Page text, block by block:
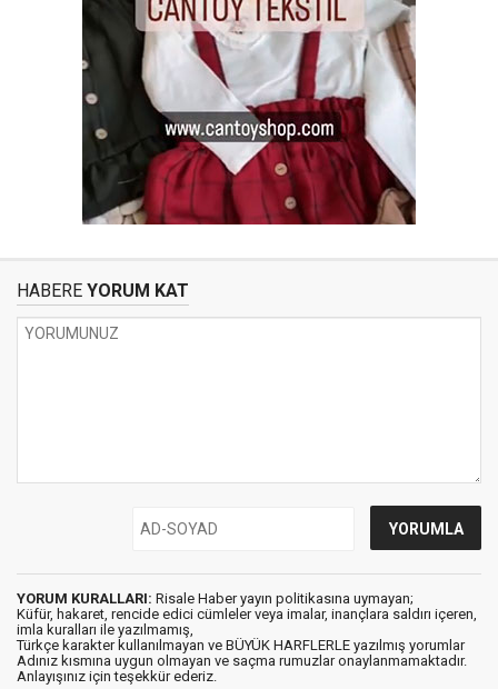
HABERE YORUM KAT
YORUM KURALLARI: Risale Haber yayın politikasına uymayan;
Küfür, hakaret, rencide edici cümleler veya imalar, inançlara saldırı içeren,
imla kuralları ile yazılmamış,
Türkçe karakter kullanılmayan ve BÜYÜK HARFLERLE yazılmış yorumlar
Adınız kısmına uygun olmayan ve saçma rumuzlar onaylanmamaktadır.
Anlayışınız için teşekkür ederiz.